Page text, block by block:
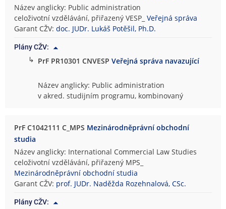
Název anglicky: Public administration
celoživotní vzdělávání, přiřazený VESP_Veřejná správa
Garant CŽV:doc. JUDr. Lukáš Potěšil, Ph.D.
Plány CŽV:
↳ PrF PR10301 CNVESPVeřejná správa navazující
Název anglicky: Public administration
v akred. studijním programu, kombinovaný
PrF C1042111 C_MPS Mezinárodněprávní obchodní
studia
Název anglicky: International Commercial Law Studies
celoživotní vzdělávání, přiřazený MPS_
Mezinárodněprávní obchodní studia
Garant CŽV: prof. JUDr. Naděžda Rozehnalová, CSc.
Plány CŽV: